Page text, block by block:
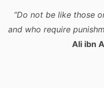
“Do not be like those
and who require
Ali ibn